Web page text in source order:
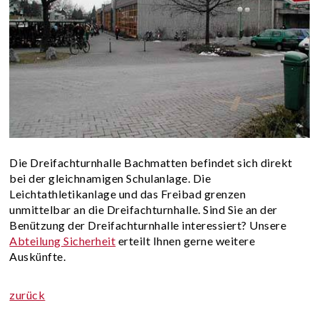
Die Dreifachturnhalle Bachmatten befindet sich direkt
bei der gleichnamigen Schulanlage. Die
Leichtathletikanlage und das Freibad grenzen
unmittelbar an die Dreifachturnhalle. Sind Sie an der
Benützung der Dreifachturnhalle interessiert? Unsere
Abteilung Sicherheit erteilt Ihnen gerne weitere
Auskünfte.
zurück